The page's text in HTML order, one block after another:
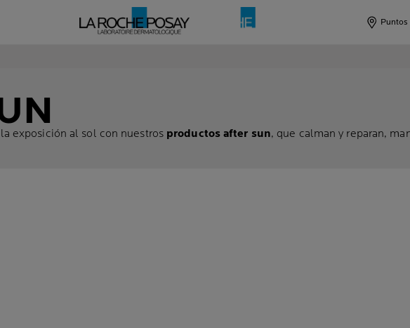
Puntos
exposición al sol con nuestros productos after sun, que calman y reparan,